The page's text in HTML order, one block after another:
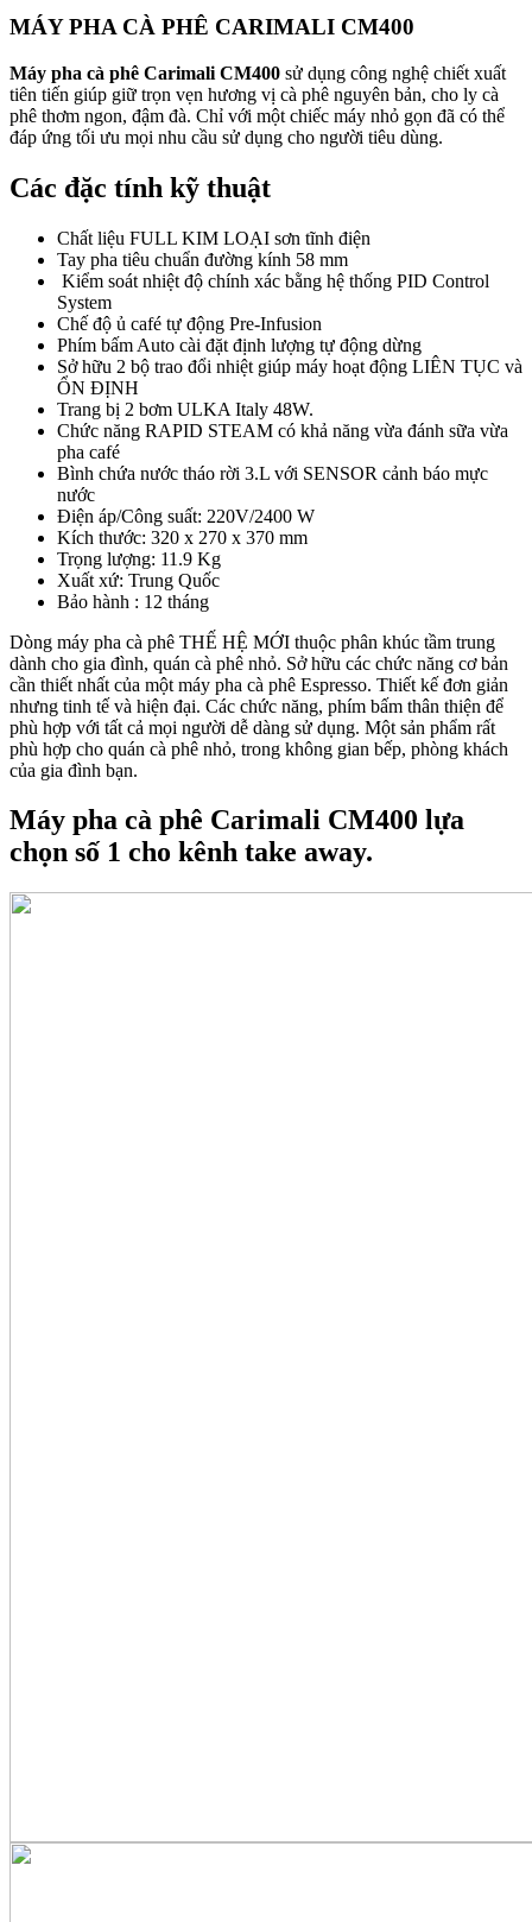
MÁY PHA CÀ PHÊ CARIMALI CM400
Máy pha cà phê Carimali CM400 sử dụng công nghệ chiết xuất
tiên tiến giúp giữ trọn vẹn hương vị cà phê nguyên bản, cho ly cà
phê thơm ngon, đậm đà. Chỉ với một chiếc máy nhỏ gọn đã có thể
đáp ứng tối ưu mọi nhu cầu sử dụng cho người tiêu dùng.
Các đặc tính kỹ thuật
Chất liệu FULL KIM LOẠI sơn tĩnh điện
Tay pha tiêu chuẩn đường kính 58 mm
Kiểm soát nhiệt độ chính xác bằng hệ thống PID Control
System
Chế độ ủ café tự động Pre-Infusion
Phím bấm Auto cài đặt định lượng tự động dừng
Sở hữu 2 bộ trao đổi nhiệt giúp máy hoạt động LIÊN TỤC và
ỔN ĐỊNH
Trang bị 2 bơm ULKA Italy 48W.
Chức năng RAPID STEAM có khả năng vừa đánh sữa vừa
pha café
Bình chứa nước tháo rời 3.L với SENSOR cảnh báo mực
nước
Điện áp/Công suất: 220V/2400 W
Kích thước: 320 x 270 x 370 mm
Trọng lượng: 11.9 Kg
Xuất xứ: Trung Quốc
Bảo hành : 12 tháng
Dòng máy pha cà phê THẾ HỆ MỚI thuộc phân khúc tầm trung
dành cho gia đình, quán cà phê nhỏ. Sở hữu các chức năng cơ bản
cần thiết nhất của một máy pha cà phê Espresso. Thiết kế đơn giản
nhưng tinh tế và hiện đại. Các chức năng, phím bấm thân thiện để
phù hợp với tất cả mọi người dễ dàng sử dụng. Một sản phẩm rất
phù hợp cho quán cà phê nhỏ, trong không gian bếp, phòng khách
của gia đình bạn.
Máy pha cà phê Carimali CM400 lựa
chọn số 1 cho kênh take away.